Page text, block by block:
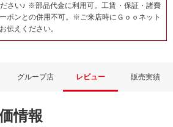
さい♪ ※部品代金に利用可。工賃・保証・諸費
ポンとの併用不可。※ご来店時にＧｏｏネット
伝えください。
グループ店 レビュー 販売実績
情報